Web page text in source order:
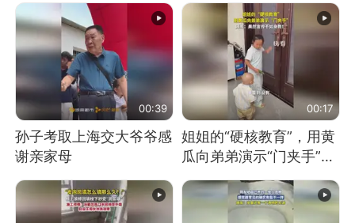
00:39
孙子考取上海交大爷爷感
谢亲家母
00:17
姐姐的“硬核教育”，用黄
瓜向弟弟演示“门夹手”，
网友：果然言传不如身
教！